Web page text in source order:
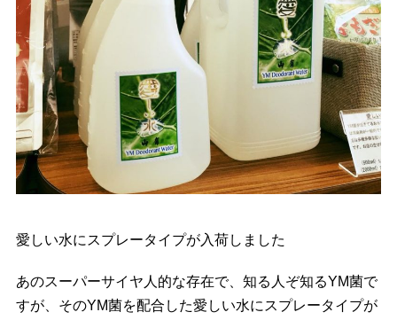
愛しい水にスプレータイプが入荷しました
あのスーパーサイヤ人的な存在で、知る人ぞ知るYM菌で
すが、そのYM菌を配合した愛しい水にスプレータイプが